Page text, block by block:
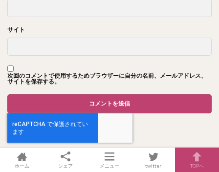
サイト
次回のコメントで使用するためブラウザーに自分の名前、メールアドレス、
サイトを保存する。
ホーム シェア メニュー twitter TOPへ